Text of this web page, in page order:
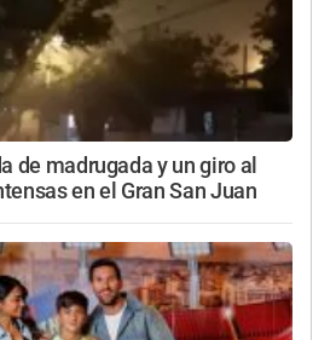
de madrugada y un giro al
en el Gran San Juan